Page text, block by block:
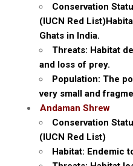
Conservation
(IUCN Red
Ghats in India.
Threats: Habitat
and loss of prey.
Population: The
very small and
Andaman Shrew
Conservation
(IUCN Red List)
Habitat: Endemic